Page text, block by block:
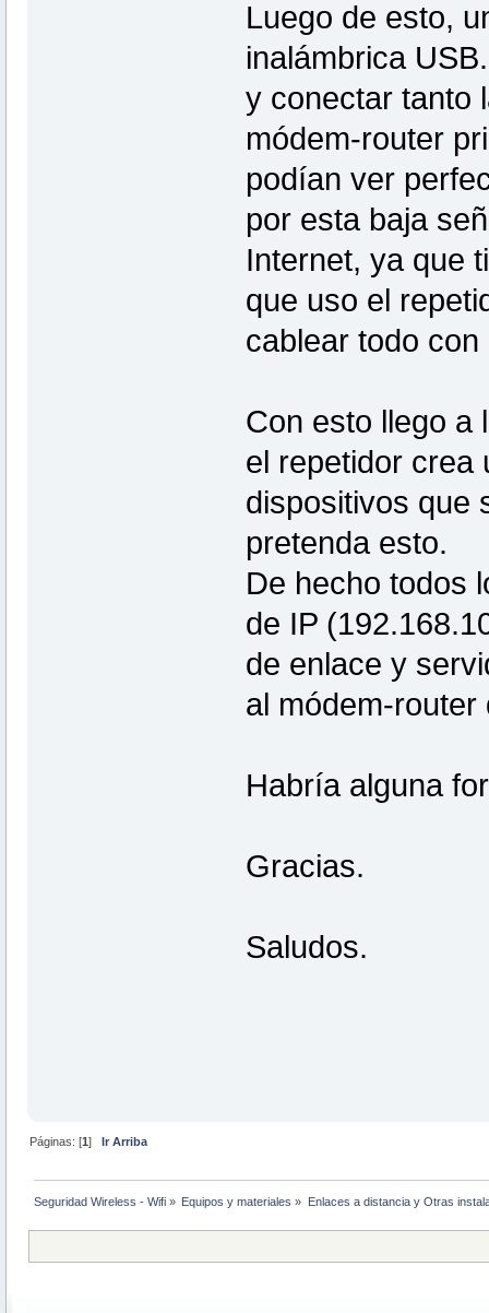
Luego de esto,
inalámbrica
y conectar tanto
módem-router
podían ver
por esta baja
Internet, ya que
que uso el
cablear todo con
Con esto llego a
el repetidor crea
dispositivos que
pretenda esto.
De hecho todos
de IP
de enlace y
al módem-router
Habría alguna
Gracias.
Saludos.
Páginas: [1] Ir Arriba
Seguridad Wireless - Wifi » Equipos y materiales » Enlaces a distancia y Otras